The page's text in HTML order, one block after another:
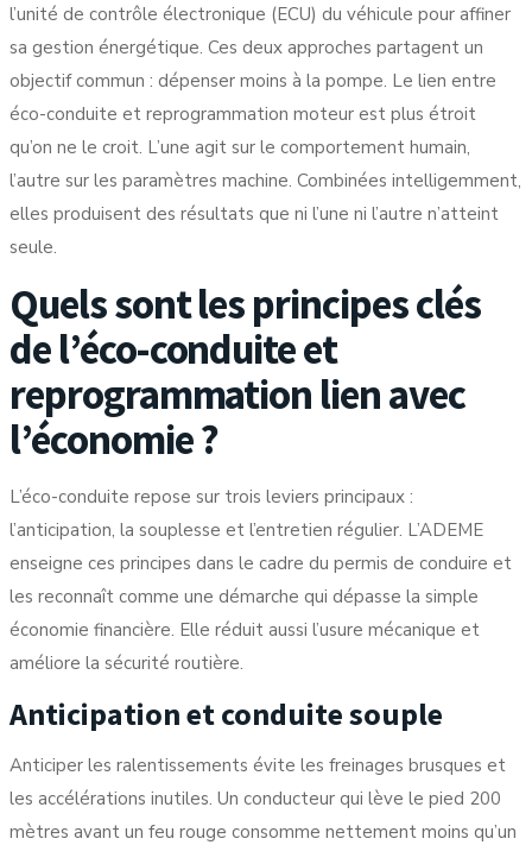
l’unité de contrôle électronique (ECU) du véhicule pour affiner
sa gestion énergétique. Ces deux approches partagent un
objectif commun : dépenser moins à la pompe. Le lien entre
éco-conduite et reprogrammation moteur est plus étroit
qu’on ne le croit. L’une agit sur le comportement humain,
l’autre sur les paramètres machine. Combinées intelligemment,
elles produisent des résultats que ni l’une ni l’autre n’atteint
seule.
Quels sont les principes clés
de l’éco-conduite et
reprogrammation lien avec
l’économie ?
L’éco-conduite repose sur trois leviers principaux :
l’anticipation, la souplesse et l’entretien régulier. L’ADEME
enseigne ces principes dans le cadre du permis de conduire et
les reconnaît comme une démarche qui dépasse la simple
économie financière. Elle réduit aussi l’usure mécanique et
améliore la sécurité routière.
Anticipation et conduite souple
Anticiper les ralentissements évite les freinages brusques et
les accélérations inutiles. Un conducteur qui lève le pied 200
mètres avant un feu rouge consomme nettement moins qu’un